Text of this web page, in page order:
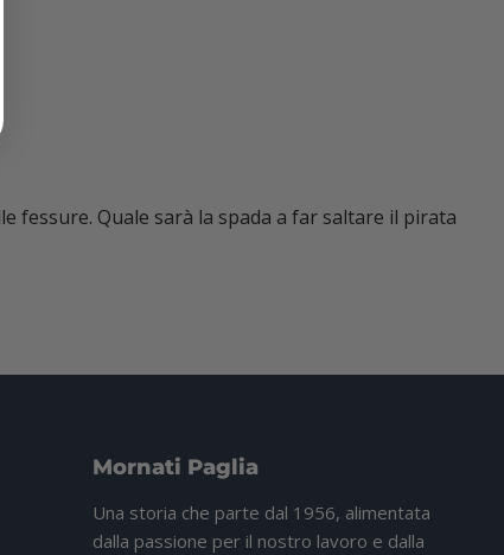
fessure. Quale sarà la spada a far saltare il pirata
Mornati Paglia
Una storia che parte dal 1956, alimentata
dalla passione per il nostro lavoro e dalla